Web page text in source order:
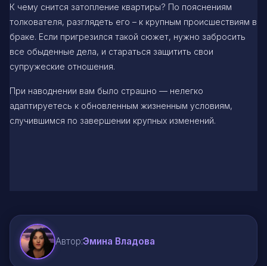
К чему снится затопление квартиры? По пояснениям
толкователя, разглядеть его – к крупным происшествиям в
браке. Если пригрезился такой сюжет, нужно забросить
все обыденные дела, и стараться защитить свои
супружеские отношения.
При наводнении вам было страшно — нелегко
адаптируетесь к обновленным жизненным условиям,
случившимся по завершении крупных изменений.
Автор:Эмина Владова